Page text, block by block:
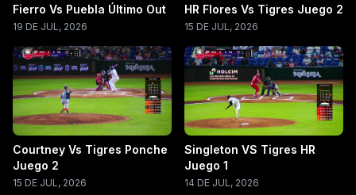
Fierro Vs Puebla Último Out
19 DE JUL, 2026
HR Flores Vs Tigres Juego 2
15 DE JUL, 2026
Courtney Vs Tigres Ponche
Juego 2
15 DE JUL, 2026
Singleton VS Tigres HR
Juego 1
14 DE JUL, 2026